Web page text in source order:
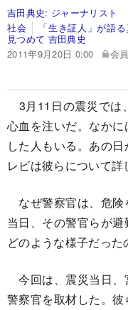
吉田典史: ジャーナリスト
社会
「生き証人」が語
見つめて 吉田典史
2011年9月20日 0:00
会
3月11日の震災では
心血を注いだ。なか
した人もいる。あの
レビは彼らについて詳
なぜ警察官は、危険
当日、その警官らが避
どのような様子だった
今回は、震災当日、
警察官を取材した。